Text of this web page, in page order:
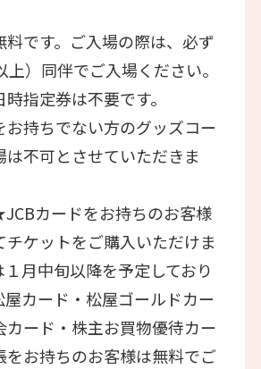
です。ご入場の際は、必ず
）同伴でご⼊場ください。
指定券は不要です。
持ちでない⽅のグッズコー
は不可とさせていただきま
カードをお持ちのお客様
チケットをご購入いただけま
月中旬以降を予定しており
屋カード・松屋ゴールドカー
カード・株主お買物優待カー
をお持ちのお客様は無料でご